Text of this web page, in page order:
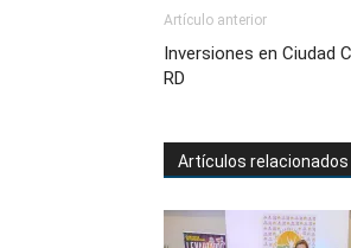
Artículo anterior
Inversiones en Ciudad
RD
Artículos relacionados